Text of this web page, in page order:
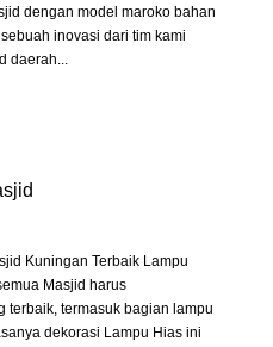
dengan model maroko bahan
inovasi dari tim kami
daerah...
Kuningan Terbaik Lampu
Masjid harus
terbaik, termasuk bagian lampu
dekorasi Lampu Hias ini